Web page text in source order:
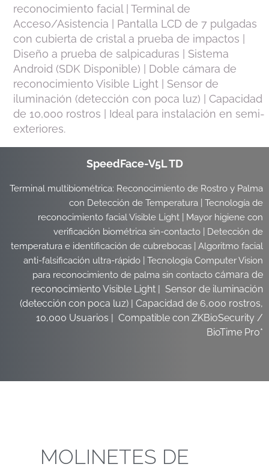
reconocimiento facial | Terminal de
Acceso/Asistencia | Pantalla LCD de 7 pulgadas
con cubierta de cristal a prueba de impactos |
Diseño a prueba de salpicaduras | Sistema
Android (SDK Disponible) | Doble cámara de
reconocimiento Visible Light | Sensor de
iluminación (detección con poca luz) | Capacidad
de 10,000 rostros | Ideal para instalación en semi-
exteriores.
SpeedFace-V5L TD
Terminal multibiométrica: Reconocimiento de Rostro y Palma
con Detección de Temperatura | Tecnología de
reconocimiento facial Visible Light | Mayor higiene con
verificación biométrica sin-contacto | Detección de
temperatura e identificación de cubrebocas | Algoritmo facial
anti-falsificación ultra-rápido | Tecnología Computer Vision
para reconocimiento de palma sin contacto cámara de
reconocimiento Visible Light | Sensor de iluminación
(detección con poca luz) | Capacidad de 6,000 rostros,
10,000 Usuarios | Compatible con ZKBioSecurity /
BioTime Pro*
MOLINETES DE